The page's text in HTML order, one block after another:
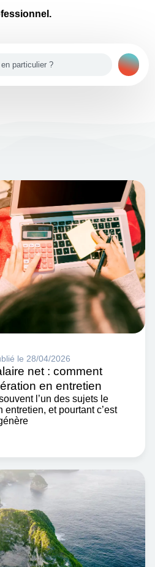
le 28/04/2026
net : comment
en entretien
l’un des sujets le
entretien, et pourtant c’est